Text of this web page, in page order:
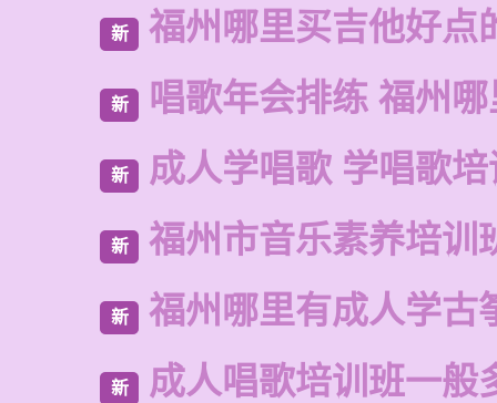
新 福州哪里买吉他好点
新 唱歌年会排练 福州
新 成人学唱歌 学唱歌培
新 福州市音乐素养培训
新 福州哪里有成人学古
新 成人唱歌培训班一般